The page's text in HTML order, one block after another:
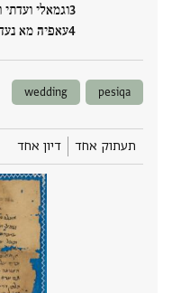
וגמאלי
עאפיה מא
pesiqa
wedding
תעתוק אחד דיון אחד